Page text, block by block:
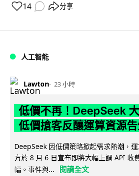
14 分享
人工智能
Lawton 23 小時
低價不再！DeepSeek
低價搶客反釀運算資源
DeepSeek 因低價策略掀起需求熱潮，
方於 8 月 6 日宣布即將大幅上調 API 收
幅。事件與...
閱讀全文